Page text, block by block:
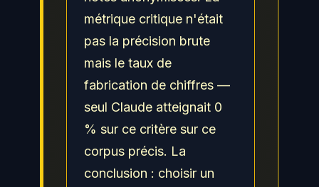
métrique critique n'était
pas la précision brute
mais le taux de
fabrication de chiffres —
seul Claude atteignait 0
% sur ce critère sur ce
corpus précis. La
conclusion : choisir un